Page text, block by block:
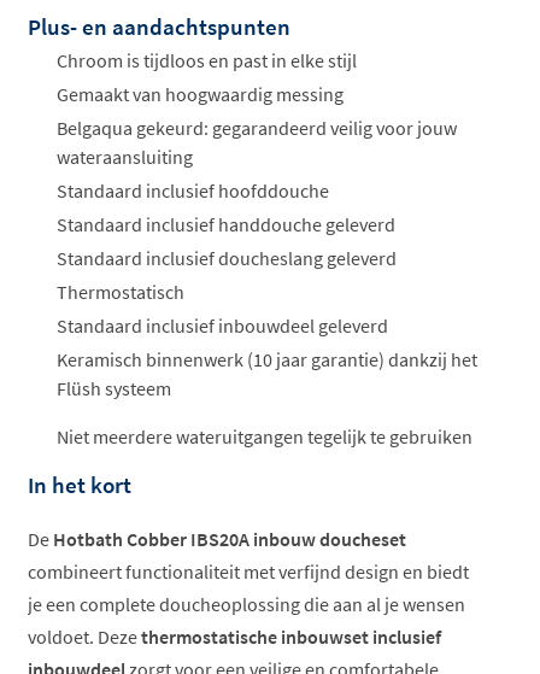
Offertes
ophalen...
Plus- en aandachtspunten
Chroom is tijdloos en past in elke stijl
Gemaakt van hoogwaardig messing
Belgaqua gekeurd: gegarandeerd veilig voor jouw
wateraansluiting
Standaard inclusief hoofddouche
Standaard inclusief handdouche geleverd
Standaard inclusief doucheslang geleverd
Thermostatisch
Standaard inclusief inbouwdeel geleverd
Keramisch binnenwerk (10 jaar garantie) dankzij het
Flüsh systeem
Niet meerdere wateruitgangen tegelijk te gebruiken
In het kort
De Hotbath Cobber IBS20A inbouw doucheset
combineert functionaliteit met verfijnd design en biedt
je een complete doucheoplossing die aan al je wensen
voldoet. Dezethermostatische inbouwset inclusief